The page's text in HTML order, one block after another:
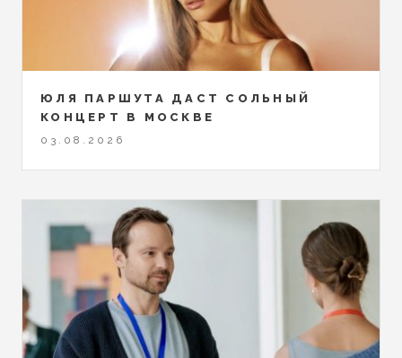
ЮЛЯ ПАРШУТА ДАСТ СОЛЬНЫЙ
КОНЦЕРТ В МОСКВЕ
03.08.2026